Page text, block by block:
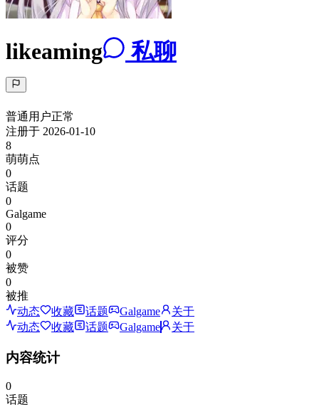
likeaming 私聊
普通用户正常
注册于 2026-01-10
8
萌萌点
0
话题
0
Galgame
0
评分
0
被赞
0
被推
动态
收藏 话题 Galgame
关于
动态
收藏 话题 Galgame 关于
内容统计
0
话题